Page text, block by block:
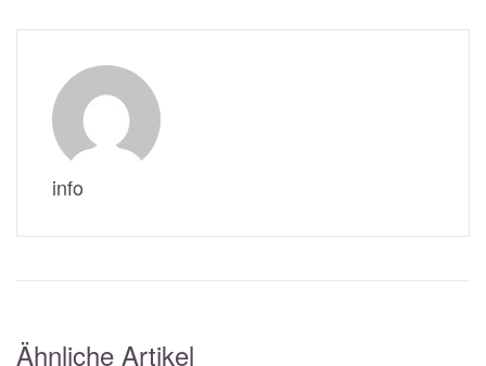
info
Ähnliche Artikel